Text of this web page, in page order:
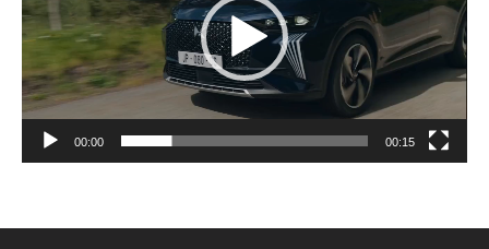
00:00 00:15